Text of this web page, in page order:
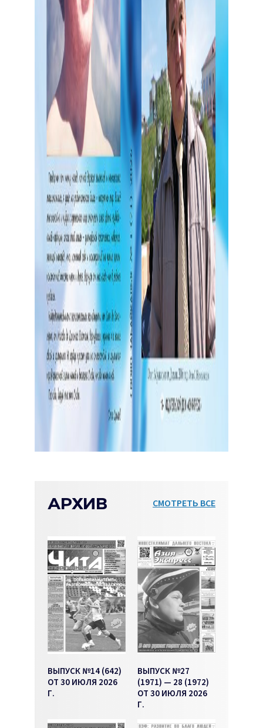
АРХИВ СМОТРЕТЬ ВСЕ
ВЫПУСК №14 (642)
ОТ 30 ИЮЛЯ 2026
Г.
ВЫПУСК №27
(1971) — 28 (1972)
ОТ 30 ИЮЛЯ 2026
Г.